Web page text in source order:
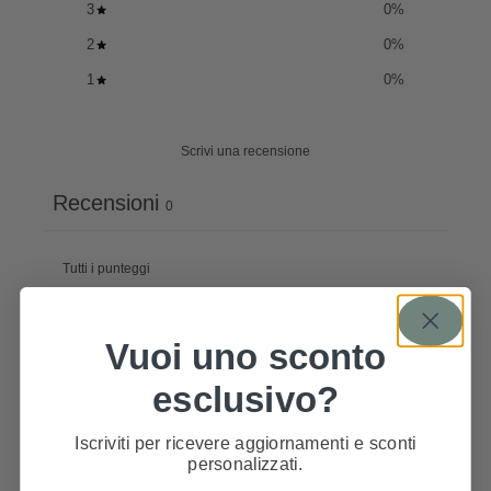
3 0%
2 0%
1 0%
Scrivi una recensione
Recensioni 0
Ancora nessuna recensione
Vuoi uno sconto
esclusivo?
Iscriviti per ricevere aggiornamenti e sconti
personalizzati.